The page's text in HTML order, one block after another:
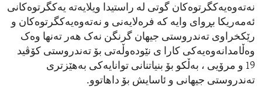
نەتەوەیەکگرتوەکان گوتی لە راستیدا ویلایەتە یەکگرتوەکانی
ئەمەریکا بڕوای وایە کە فرەلایەنی و نەتەوەیەکگرتوەکان و
رێکخراوی تەندروستی جیهان گرنگن نەک هەر تەنها وەک
وەڵامدانەوەیەکی کارا ی نێودەوڵەتی بۆ تەندروستی کۆڤید
19 و مرۆیی ، بەڵکو بۆ بنیاتنانی توانایەکی بەهێزتری
تەندروستی جیهانی و ئاسایش بۆ داهاتوو.